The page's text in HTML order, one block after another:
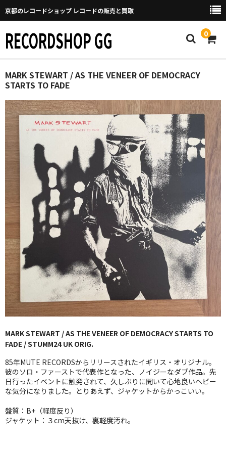
京都のレコードショップ レコードの販売と買取
RECORDSHOP GG 0
Home
GGについて
取り置きなどについて
Categories
New Arrivals
新譜
GG RECORD （当店のレーベル）
全商品
JAZZ-US
BLUE NOTE
JAZZ-JP
JAZZ-VOCAL
J-POP
ROCK
MARK STEWART / AS THE VENEER OF DEMOCRACY
STARTS TO FADE
MARK STEWART / AS THE VENEER OF DEMOCRACY STARTS TO
FADE / STUMM24 UK ORIG.
85年MUTE RECORDSからリリースされたイギリス・オリジナル。
彼のソロ・ファーストで代表作となった、ノイジーなダブ作品。先
日行ったイベントに触発されて、久しぶりに聞いて心地良いヘビー
な気分になりました。とりあえず、ジャケットからかっこいい。
盤質：B+（軽度反り）
ジャケット：３cm天抜け、裏軽度汚れ。